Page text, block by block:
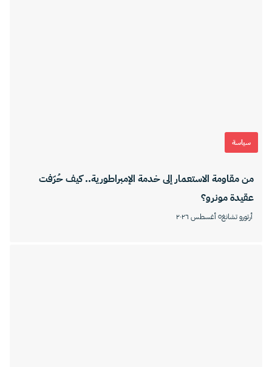
سياسة
من مقاومة الاستعمار إلى خدمة الإمبراطورية.. كيف حُرّفت
عقيدة مونرو؟
أرتورو تشانغ٥ أغسطس ٢٠٢٦